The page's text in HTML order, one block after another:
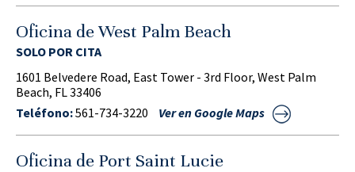
Oficina de West Palm Beach
SOLO POR CITA
1601 Belvedere Road, East Tower - 3rd Floor, West Palm
Beach, FL 33406
Teléfono:561-734-3220 Ver en Google Maps
Oficina de Port Saint Lucie